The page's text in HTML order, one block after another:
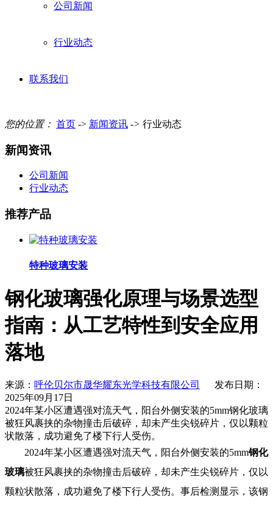
公司新闻
行业动态
联系我们
您的位置： 首页 -> 新闻资讯 -> 行业动态
新闻资讯
公司新闻
行业动态
推荐产品
特种玻璃安装
钢化玻璃强化原理与场景选型
指南：从工艺特性到安全应用
落地
来源： 呼伦贝尔市晟华耀东光学科技有限公司
发布日期：
2025年09月17日
2024年某小区遭遇强对流天气，阳台外侧安装的5mm钢化玻璃
被狂风裹挟的杂物撞击后破碎，却未产生尖锐碎片，仅以颗粒
状散落，成功避免了楼下行人受伤。
2024年某小区遭遇强对流天气，阳台外侧安装的5mm钢化
玻璃被狂风裹挟的杂物撞击后破碎，却未产生尖锐碎片，仅以
颗粒状散落，成功避免了楼下行人受伤。事后检测显示，该钢